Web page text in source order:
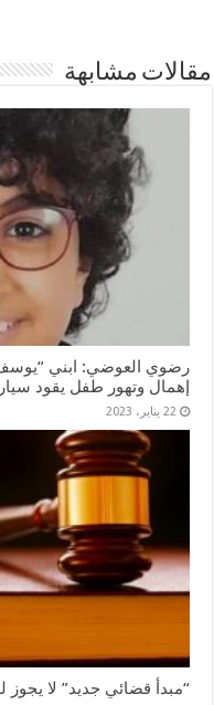
مقالات مشابهة
رضوي العوضي: ابني
إهمال وتهور طفل يقود
22 يناير، 2023
“مبدأ قضائي جديد” لا يجوز